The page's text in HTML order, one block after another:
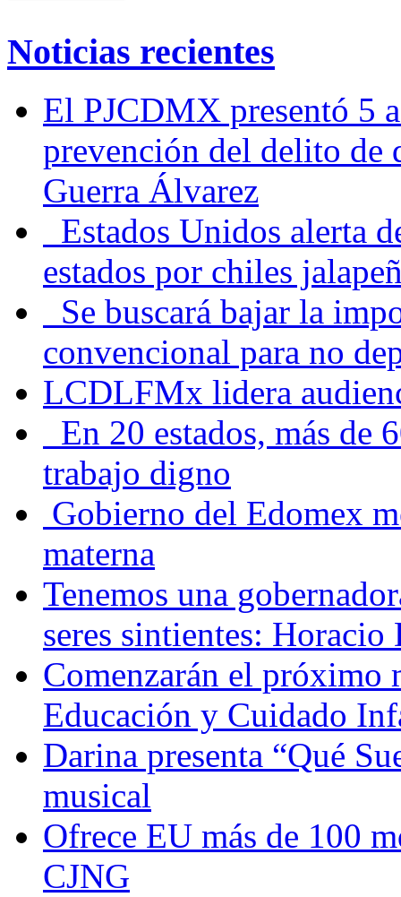
Noticias recientes
El PJCDMX presentó 5
prevención del delito de
Guerra Álvarez
Estados Unidos alerta
estados por chiles
Se buscará bajar la
convencional para no
LCDLFMx lidera
En 20 estados, más de
trabajo digno
Gobierno del Edomex
materna
Tenemos una
seres sintientes: Horacio
Comenzarán el próximo
Educación y Cuidado
Darina presenta “Qué
musical
Ofrece EU más de 100
CJNG